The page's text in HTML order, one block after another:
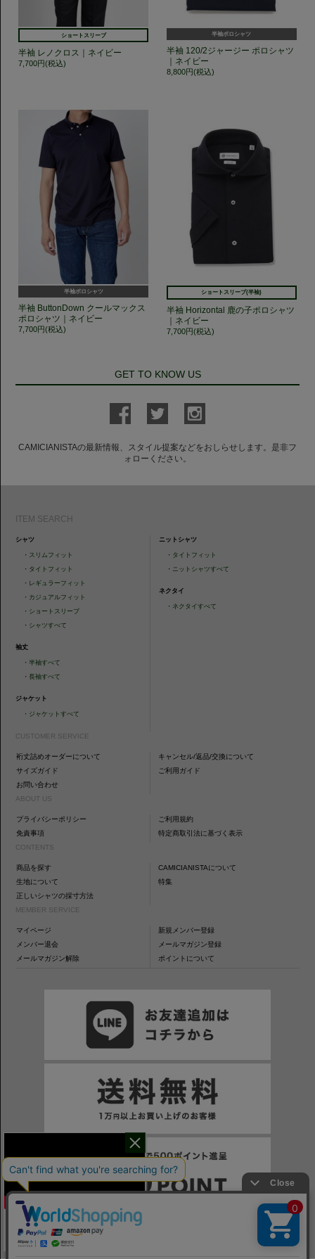
ショートスリーブ
半袖 レノクロス｜ネイビー
7,700円(税込)
半袖ポロシャツ
半袖 120/2ジャージー ポロシャツ
｜ネイビー
8,800円(税込)
半袖ポロシャツ
半袖 ButtonDown クールマックス
ポロシャツ｜ネイビー
7,700円(税込)
ショートスリーブ(半袖)
半袖 Horizontal 鹿の子ポロシャツ
｜ネイビー
7,700円(税込)
GET TO KNOW US
CAMICIANISTAの最新情報、スタイル提案などをおしらせします。是非フ
ォローください。
ITEM SEARCH
シャツ
・ スリムフィット
・ タイトフィット
・ レギュラーフィット
・ カジュアルフィット
・ ショートスリーブ
・ シャツすべて
袖丈
・半袖すべて
・長袖すべて
ジャケット
・ ジャケットすべて
ニットシャツ
・ タイトフィット
・ ニットシャツすべて
ネクタイ
・ ネクタイすべて
CUSTOMER SERVICE
裄丈詰めオーダーについて
キャンセル/返品/交換について
サイズガイド
ご利用ガイド
お問い合わせ
ABOUT US
プライバシーポリシー
ご利用規約
免責事項
特定商取引法に基づく表示
CONTENTS
商品を探す
CAMICIANISTAについて
生地について
特集
正しいシャツの採寸方法
MEMBER SERVICE
マイページ
新規メンバー登録
メンバー退会
メールマガジン登録
メールマガジン解除
ポイントについて
※一部表示がPCサイトになるページもございます。
※当サイトの税込価格表示は、掲載時の消費税率に応じた価格で記載しております。ご注意ください。
干場氏が考える
「良いシャツの条件！」